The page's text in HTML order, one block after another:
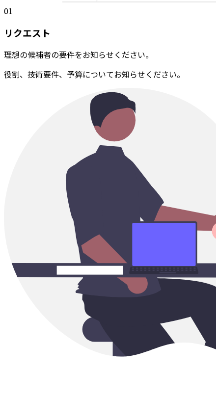
01
リクエスト
理想の候補者の要件をお知らせください。
役割、技術要件、予算についてお知らせください。